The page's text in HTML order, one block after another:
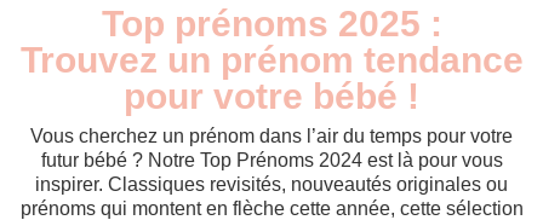
Top prénoms 2025 :
Trouvez un prénom tendance
pour votre bébé !
Vous cherchez un prénom dans l’air du temps pour votre
futur bébé ? Notre Top Prénoms 2024 est là pour vous
inspirer. Classiques revisités, nouveautés originales ou
prénoms qui montent en flèche cette année, cette sélection